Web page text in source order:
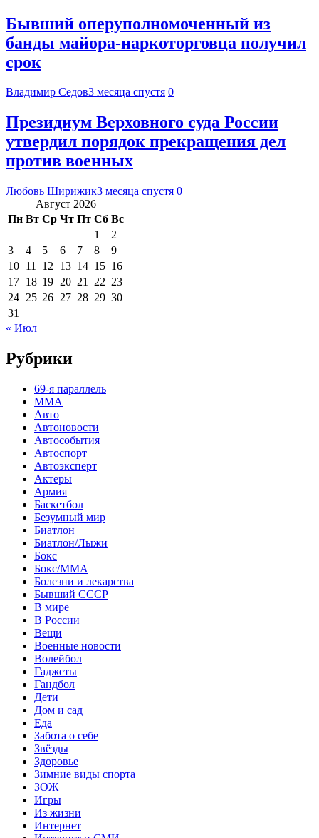
Бывший оперуполномоченный из
банды майора-наркоторговца получил
срок
Владимир Седов3 месяца спустя 0
Президиум Верховного суда России
утвердил порядок прекращения дел
против военных
Любовь Ширижик3 месяца спустя 0
Август 2026
Пн Вт Ср Чт Пт Сб Вс
1
2
3
4 5 6 7 8
9
10 11 12 13 14 15 16
17 18 19 20 21 22 23
24 25 26 27 28 29 30
31
« Июл
Рубрики
69-я параллель
MMA
Авто
Автоновости
Автособытия
Автоспорт
Автоэксперт
Актеры
Армия
Баскетбол
Безумный мир
Биатлон
Биатлон/Лыжи
Бокс
Бокс/MMA
Болезни и лекарства
Бывший СССР
В мире
В России
Вещи
Военные новости
Волейбол
Гаджеты
Гандбол
Дети
Дом и сад
Еда
Забота о себе
Звёзды
Здоровье
Зимние виды спорта
ЗОЖ
Игры
Из жизни
Интернет